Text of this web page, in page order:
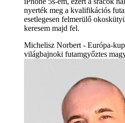
nyerték meg a kvalifikációs
esetlegesen felmerülő
keresem majd fel.
Michelisz Norbert - Európa-
világbajnoki futamgyőztes